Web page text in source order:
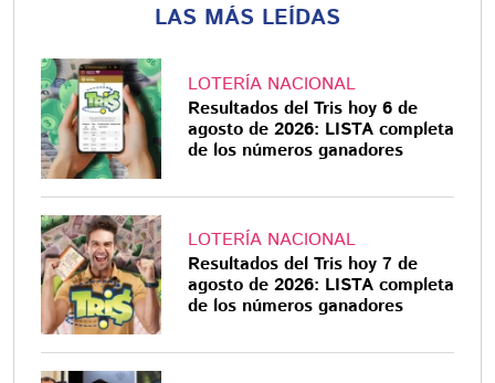
LAS MÁS LEÍDAS
LOTERÍA NACIONAL
Resultados del Tris hoy 6 de
agosto de 2026: LISTA completa
de los números ganadores
LOTERÍA NACIONAL
Resultados del Tris hoy 7 de
agosto de 2026: LISTA completa
de los números ganadores